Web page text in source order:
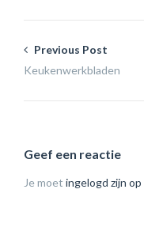
Previous Post
Keukenwerkbladen
Geef een reactie
Je moet ingelogd zijn op